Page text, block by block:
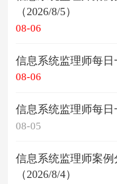
（2026/8/5）
08-06
信息系统监理师每日
08-06
信息系统监理师每日
08-05
信息系统监理师案
（2026/8/4）